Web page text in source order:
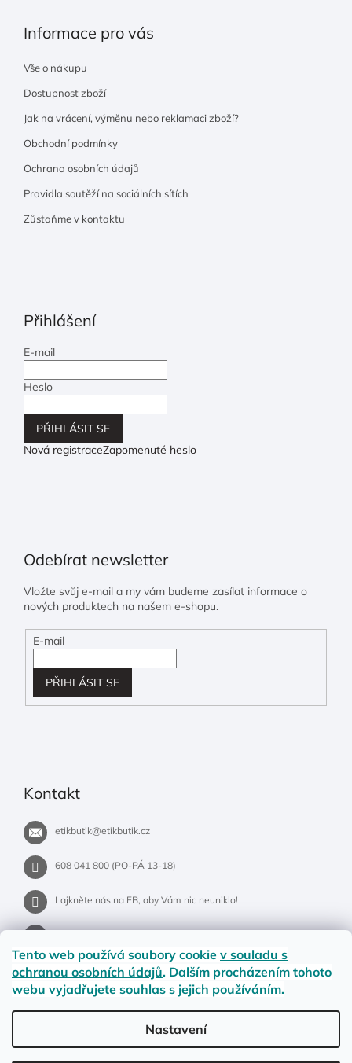
Tento web používá soubory cookie v souladu s
ochranou osobních údajů. Dalším procházením tohoto
webu vyjadřujete souhlas s jejich používáním.
Nastavení
Informace pro vás
Vše o nákupu
Dostupnost zboží
Jak na vrácení, výměnu nebo reklamaci zboží?
Obchodní podmínky
Ochrana osobních údajů
Pravidla soutěží na sociálních sítích
Zůstaňme v kontaktu
Přihlášení
E-mail
Heslo
PŘIHLÁSIT SE
Nová registraceZapomenuté heslo
Odebírat newsletter
Vložte svůj e-mail a my vám budeme zasílat informace o
nových produktech na našem e-shopu.
E-mail
PŘIHLÁSIT SE
Kontakt
etikbutik@etikbutik.cz
608 041 800 (PO-PÁ 13-18)
Lajkněte nás na FB, aby Vám nic neuniklo!
etikbutik.cz
Jak na vrácení nebo reklamaci?
Obchodní podmínky Ochrana osobních údajů